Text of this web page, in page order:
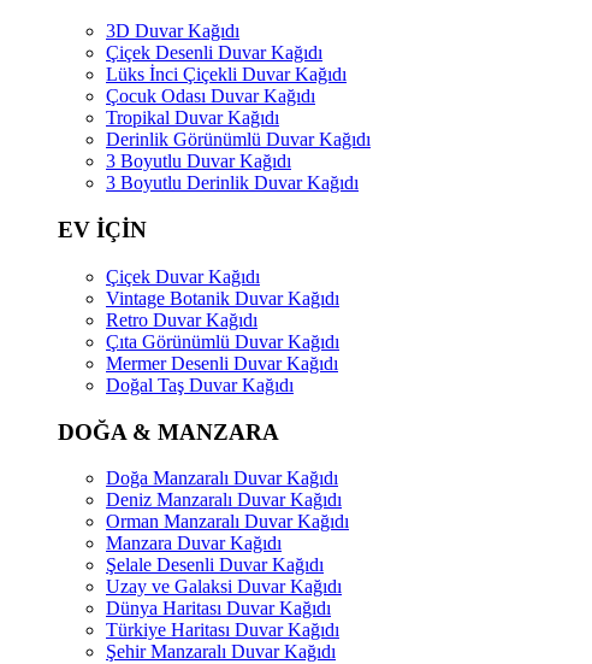
3D Duvar Kağıdı
Çiçek Desenli Duvar Kağıdı
Lüks İnci Çiçekli Duvar Kağıdı
Çocuk Odası Duvar Kağıdı
Tropikal Duvar Kağıdı
Derinlik Görünümlü Duvar Kağıdı
3 Boyutlu Duvar Kağıdı
3 Boyutlu Derinlik Duvar Kağıdı
EV İÇİN
Çiçek Duvar Kağıdı
Vintage Botanik Duvar Kağıdı
Retro Duvar Kağıdı
Çıta Görünümlü Duvar Kağıdı
Mermer Desenli Duvar Kağıdı
Doğal Taş Duvar Kağıdı
DOĞA & MANZARA
Doğa Manzaralı Duvar Kağıdı
Deniz Manzaralı Duvar Kağıdı
Orman Manzaralı Duvar Kağıdı
Manzara Duvar Kağıdı
Şelale Desenli Duvar Kağıdı
Uzay ve Galaksi Duvar Kağıdı
Dünya Haritası Duvar Kağıdı
Türkiye Haritası Duvar Kağıdı
Şehir Manzaralı Duvar Kağıdı